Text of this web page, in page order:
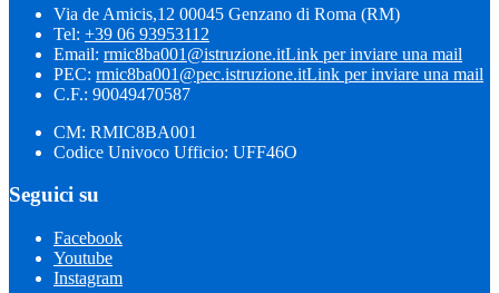
Via de Amicis,12 00045 Genzano di Roma (RM)
Tel: +39 06 93953112
Email: rmic8ba001@istruzione.itLink per inviare una mail
PEC: rmic8ba001@pec.istruzione.itLink per inviare una mail
C.F.: 90049470587
CM: RMIC8BA001
Codice Univoco Ufficio: UFF46O
Seguici su
Facebook
Youtube
Instagram